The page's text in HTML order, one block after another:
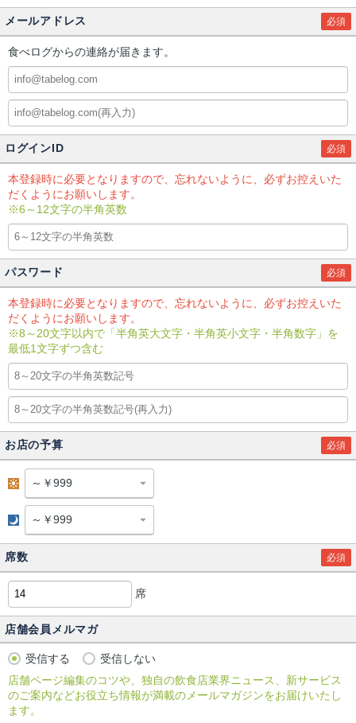
メールアドレス 必須
食べログからの連絡が届きます。
ログインID 必須
本登録時に必要となりますので、忘れないように、必ずお控えいた
だくようにお願いします。
※6～12文字の半角英数
パスワード 必須
本登録時に必要となりますので、忘れないように、必ずお控えいた
だくようにお願いします。
※8～20文字以内で「半角英大文字・半角英小文字・半角数字」を
最低1文字ずつ含む
お店の予算 必須
席数 必須
席
店舗会員メルマガ
受信する
受信しない
店舗ページ編集のコツや、独自の飲食店業界ニュース、新サービス
のご案内などお役立ち情報が満載のメールマガジンをお届けいたし
ます。